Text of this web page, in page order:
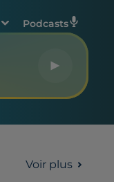
Podcasts
Voir plus